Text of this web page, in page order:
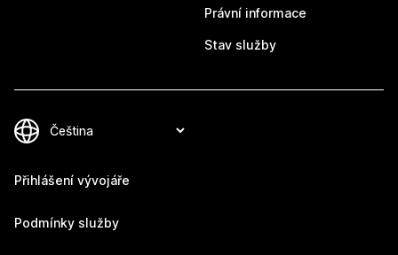
Právní informace
Stav služby
Přihlášení vývojáře
Podmínky služby